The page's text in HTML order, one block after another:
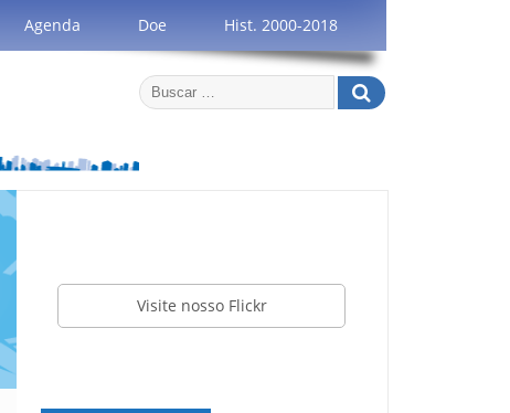
Agenda Doe Hist. 2000-2018
Visite nosso Flickr